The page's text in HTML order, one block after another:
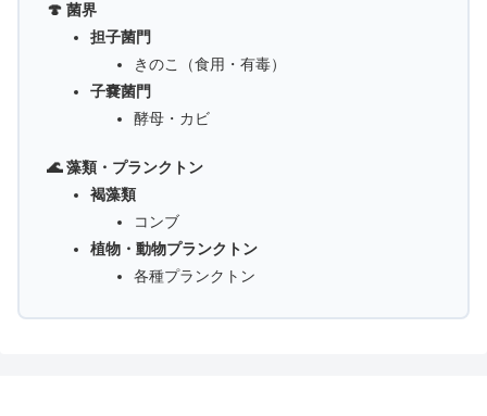
🍄 菌界
担子菌門
きのこ（食用・有毒）
子嚢菌門
酵母・カビ
🌊 藻類・プランクトン
褐藻類
コンブ
植物・動物プランクトン
各種プランクトン